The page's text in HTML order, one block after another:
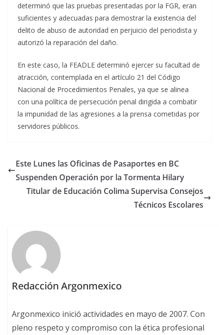
determinó que las pruebas presentadas por la FGR, eran
suficientes y adecuadas para demostrar la existencia del
delito de abuso de autoridad en perjuicio del periodista y
autorizó la reparación del daño.
En este caso, la FEADLE determinó ejercer su facultad de
atracción, contemplada en el artículo 21 del Código
Nacional de Procedimientos Penales, ya que se alinea
con una política de persecución penal dirigida a combatir
la impunidad de las agresiones a la prensa cometidas por
servidores públicos.
Este Lunes las Oficinas de Pasaportes en BC
Suspenden Operación por la Tormenta Hilary
Titular de Educación Colima Supervisa Consejos
Técnicos Escolares
Redacción Argonmexico
Argonmexico inició actividades en mayo de 2007. Con
pleno respeto y compromiso con la ética profesional